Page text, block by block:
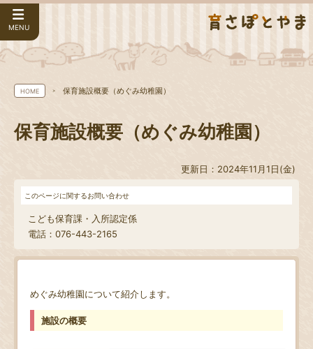
MENU
HOME 保育施設概要（めぐみ幼稚園）
保育施設概要（めぐみ幼稚園）
更新日：2024年11月1日(金)
このページに関するお問い合わせ
こども保育課・入所認定係
電話：076-443-2165
めぐみ幼稚園について紹介します。
施設の概要